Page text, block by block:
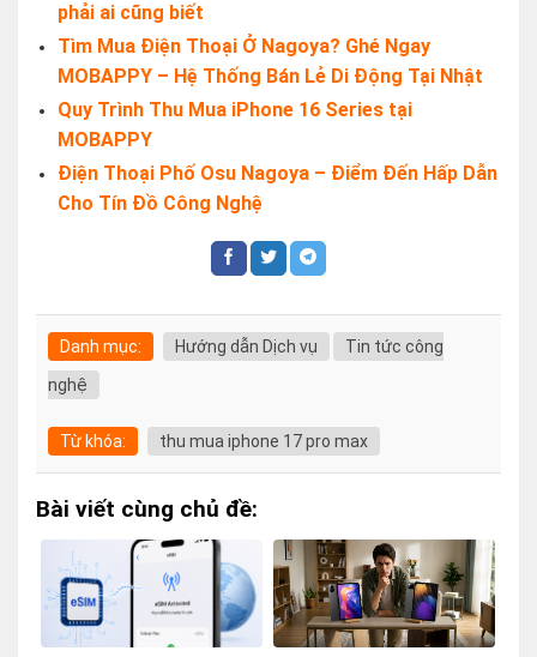
phải ai cũng biết
Tìm Mua Điện Thoại Ở Nagoya? Ghé Ngay
MOBAPPY – Hệ Thống Bán Lẻ Di Động Tại Nhật
Quy Trình Thu Mua iPhone 16 Series tại
MOBAPPY
Điện Thoại Phố Osu Nagoya – Điểm Đến Hấp Dẫn
Cho Tín Đồ Công Nghệ
Danh mục: Hướng dẫn Dịch vụ
Tin tức công
nghệ
Từ khóa: thu mua iphone 17 pro max
Bài viết cùng chủ đề: